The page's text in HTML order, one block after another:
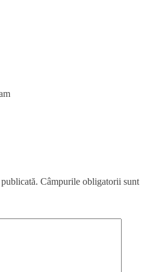
Câmpurile obligatorii sunt